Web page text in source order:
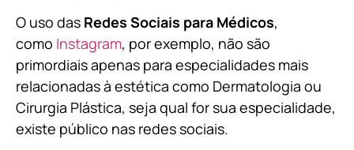
O uso das Redes Sociais para Médicos,
como Instagram, por exemplo, não são
primordiais apenas para especialidades mais
relacionadas à estética como Dermatologia ou
Cirurgia Plástica, seja qual for sua especialidade,
existe público nas redes sociais.